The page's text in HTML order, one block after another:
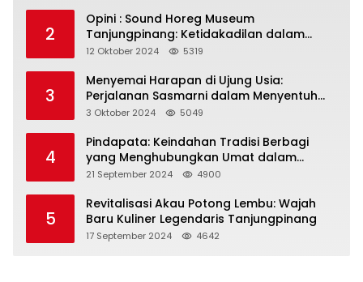
2
Opini : Sound Horeg Museum
Tanjungpinang: Ketidakadilan dalam
Representasi
12 Oktober 2024 5319
3
Menyemai Harapan di Ujung Usia:
Perjalanan Sasmarni dalam Menyentuh
Hati dan Jiwa
3 Oktober 2024 5049
4
Pindapata: Keindahan Tradisi Berbagi
yang Menghubungkan Umat dalam
Spiritualitas dan Kebersamaan dalam
21 September 2024 4900
5
Revitalisasi Akau Potong Lembu: Wajah
Baru Kuliner Legendaris Tanjungpinang
17 September 2024 4642